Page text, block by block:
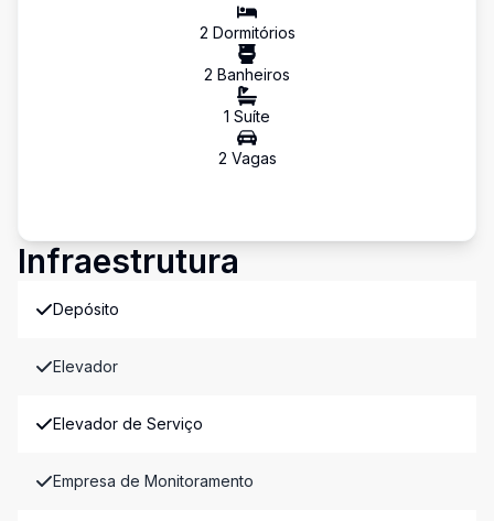
2 Dormitórios
2 Banheiros
1 Suíte
2 Vagas
Infraestrutura
Depósito
Elevador
Elevador de Serviço
Empresa de Monitoramento